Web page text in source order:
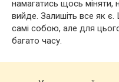
намагатись щось міняти,
вийде. Залишіть все як
самі собою, але для
багато часу.